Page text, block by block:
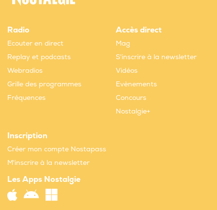
Radio
Ecouter en direct
Replay et podcasts
Webradios
Grille des programmes
Fréquences
Accès direct
Mag
S'inscrire à la newsletter
Vidéos
Evènements
Concours
Nostalgie+
Inscription
Créer mon compte Nostapass
M'inscrire à la newsletter
Les Apps Nostalgie